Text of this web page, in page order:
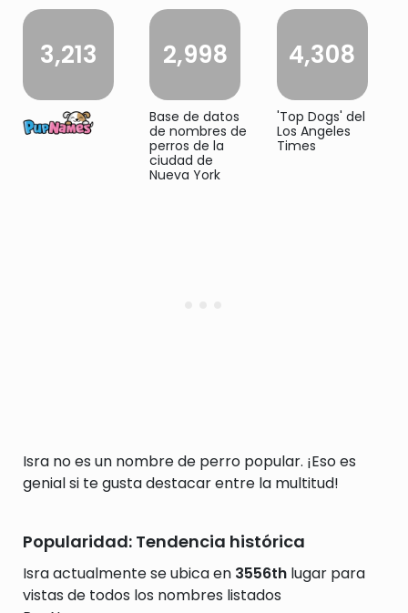
3,213 2,998
Base de datos
de nombres de
perros de la
ciudad de
Nueva York
4,308
'Top Dogs' del
Los Angeles
Times
Isra no es un nombre de perro popular. ¡Eso es
genial si te gusta destacar entre la multitud!
Popularidad: Tendencia histórica
Isra actualmente se ubica en 3556th lugar para
vistas de todos los nombres listados